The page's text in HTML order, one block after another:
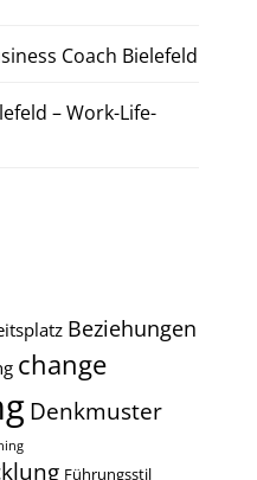
Coach Bielefeld
– Work-Life-
Beziehungen
change
Denkmuster
Führungsstil